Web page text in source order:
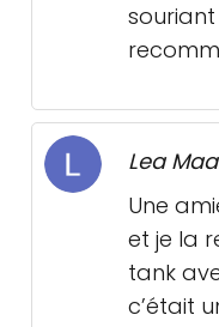
Lea
Une
et je la
tank
c’était